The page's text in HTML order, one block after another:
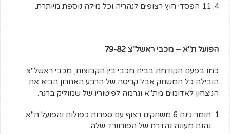
11 הפסדי חוץ רצופים לנהריה וכל מילה נוספת מיותרת.
הפועל ת"א – מכבי ראשל"צ 79-82
כמו בפעם הקודמת בבית מכבי בין הקבוצות, מכבי ראשל"צ
הובילה כל המשחק אבל קריסה של הרבע האחרון הביא את
הניצחון לאדומים מת"א וגרמה לפיטוריו של שמוליק ברנר.
תומר גינת 6 משחקים רצוף עם ספרות כפולות והפועל ת"א
נהנת מעונה נהדרת של הפורוורד שלה.